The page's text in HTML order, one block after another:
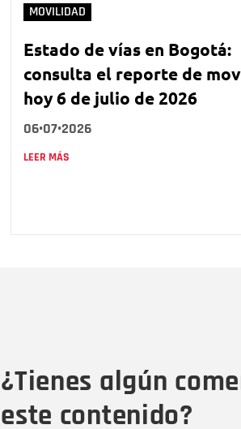
MOVILIDAD
Estado de vías en Bogotá:
consulta el reporte de
hoy 6 de julio de 2026
06•07•2026
LEER MÁS
¿Tienes algún
este contenido?